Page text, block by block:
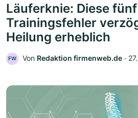
Läuferknie: Diese fünf
Trainingsfehler
Heilung erheblich
FW Von Redaktion firmenweb.de ‧